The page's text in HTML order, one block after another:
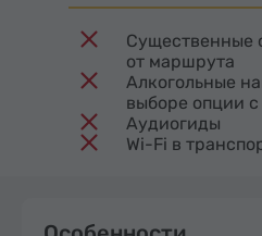
Существенные
от маршрута
Алкогольные
выборе опции
Аудиогиды
Wi-Fi в